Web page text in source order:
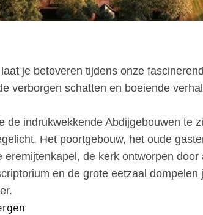
je betoveren tijdens onze
verborgen schatten en boeiende
de indrukwekkende Abdijgebouwen te
Het poortgebouw, het oude
eremijtenkapel, de kerk ontworpen
en de grote eetzaal dompelen